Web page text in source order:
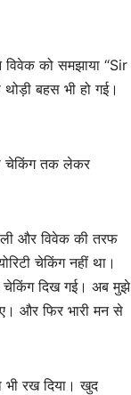
को समझाया “Sir
बहस भी हो गई।
चेकिंग तक लेकर
ली और विवेक की तरफ
चेकिंग नहीं था।
चेकिंग दिख गई। अब मुझे
और फिर भारी मन से
भी रख दिया। खुद